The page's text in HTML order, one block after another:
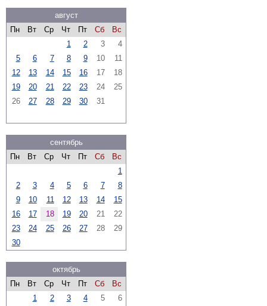
август
Пн
Вт Ср Чт Пт Сб
Вс
1
2 3
4
5
6 7 8 9 10
11
12
13 14 15 16 17
18
19
20 21 22 23 24
25
26
27 28 29 30 31
сентябрь
Пн
Вт Ср Чт Пт Сб
Вс
1
2
3 4 5 6 7
8
9
10 11 12 13 14
15
16
17 18 19 20 21
22
23
24 25 26 27 28
29
30
октябрь
Пн
Вт Ср Чт Пт Сб
Вс
1
2 3 4 5
6